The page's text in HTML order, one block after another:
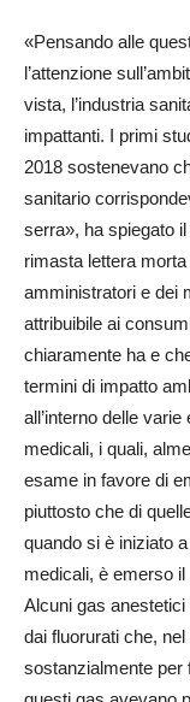
«Pensando alle
l’attenzione
vista, l’industria
impattanti. I primi
2018 sostenevano
sanitario
serra», ha spiegato
rimasta lettera
amministratori e dei
attribuibile ai
chiaramente ha e
termini di impatto
all’interno delle
medicali, i quali,
esame in favore di
piuttosto che di
quando si è iniziato
medicali, è emerso
Alcuni gas
dai fluorurati che,
sostanzialmente per